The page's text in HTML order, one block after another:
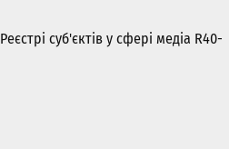
суб'єктів у сфері медіа R40-